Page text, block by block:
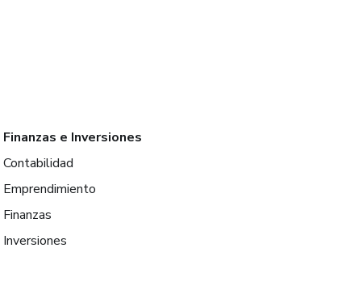
Finanzas e Inversiones
Contabilidad
Emprendimiento
Finanzas
Inversiones